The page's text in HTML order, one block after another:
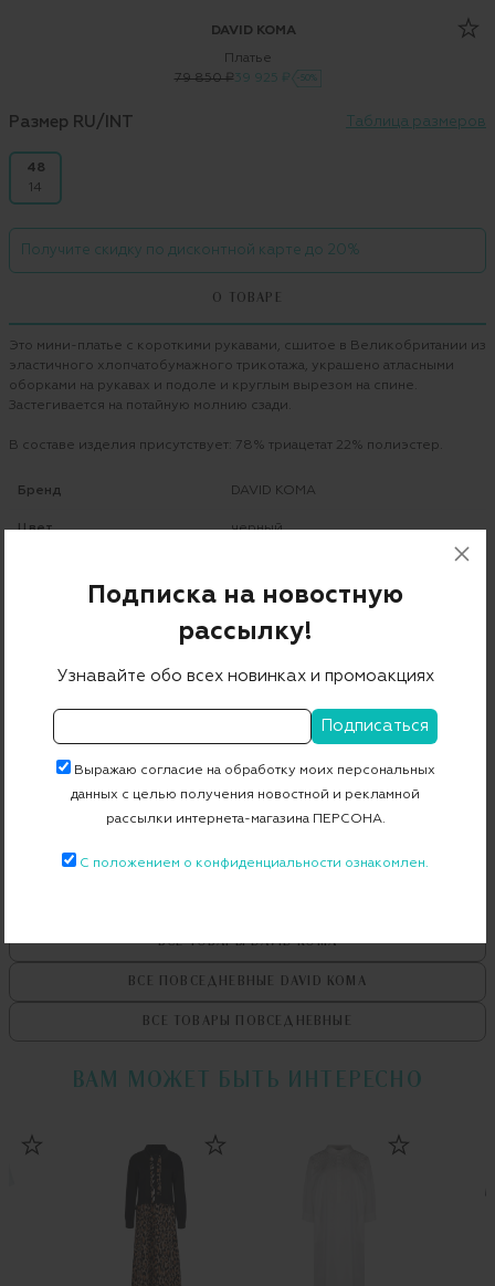
DAVID KOMA
Платье
79 850 ₽39 925 ₽ -50%
Размер RU/INT Таблица размеров
48
14
Получите скидку по дисконтной карте до 20%
О ТОВАРЕ
Это мини-платье с короткими рукавами, сшитое в Великобритании из
эластичного хлопчатобумажного трикотажа, украшено атласными
оборками на рукавах и подоле и круглым вырезом на спине.
Застегивается на потайную молнию сзади.
В составе изделия присутствует: 78% триацетат 22% полиэстер.
Бренд DAVID KOMA
Цвет черный
60% вискоза 37% полиамид 3% эластан
Великобритания
Бесплатная примерка в пункте выдачи
Примерка при доставке торговым представителем
ВСЕ ТОВАРЫDAVID KOMA
ВСЕ ПОВСЕДНЕВНЫЕ DAVID KOMA
ВСЕ ТОВАРЫ ПОВСЕДНЕВНЫЕ
ВАМ МОЖЕТ БЫТЬ ИНТЕРЕСНО
Подписка на новостную
рассылку!
Узнавайте обо всех новинках и промоакциях
Выражаю согласие на обработку моих персональных
данных с целью получения новостной и рекламной
рассылки интернета-магазина ПЕРСОНА.
С положением о конфиденциальности ознакомлен.